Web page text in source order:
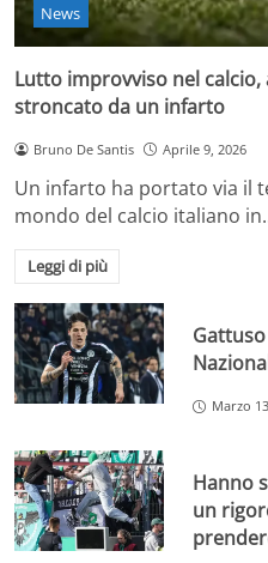
News
Lutto improvviso nel
stroncato da un infarto
Bruno De Santis Aprile 9, 2026
Un infarto ha portato via il
mondo del calcio italiano
Leggi di più
Marzo
Hanno
un